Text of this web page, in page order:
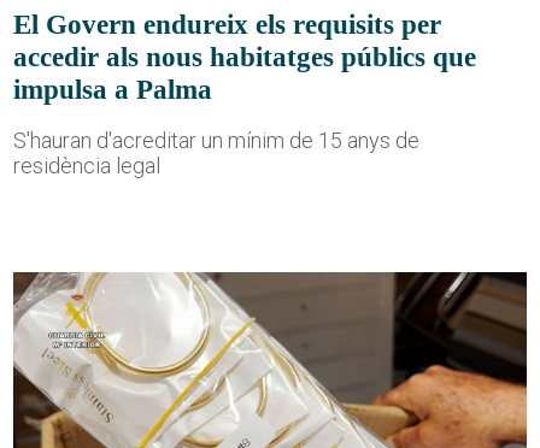
El Govern endureix els requisits per
accedir als nous habitatges públics que
impulsa a Palma
S'hauran d'acreditar un mínim de 15 anys de
residència legal